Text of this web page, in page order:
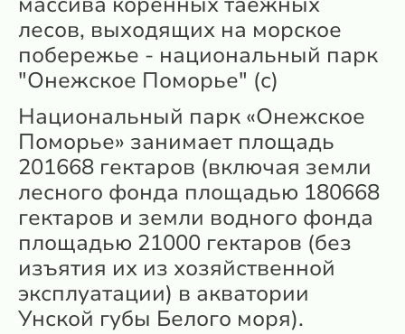
лесов, выходящих на морское
побережье - национальный парк
"Онежское Поморье" (с)
Национальный парк «Онежское
Поморье» занимает площадь
201668 гектаров (включая земли
лесного фонда площадью 180668
гектаров и земли водного фонда
площадью 21000 гектаров (без
изъятия их из хозяйственной
эксплуатации) в акватории
Унской губы Белого моря).